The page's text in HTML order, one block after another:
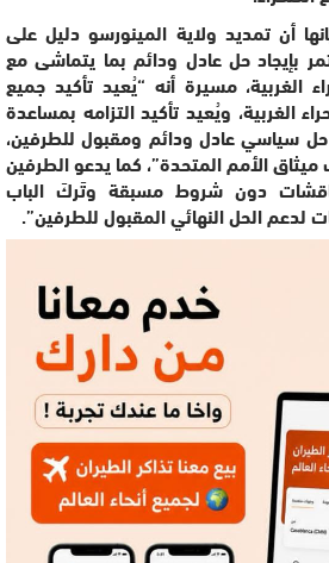
أن تمديد ولاية المينورسو دليل على
بإيجاد حل عادل ودائم بما يتماشى مع
الغربية، مسيرة أنه “يُعيد تأكيد جميع
الغربية، ويُعيد تأكيد التزامه بمساعدة
سياسي عادل ودائم ومقبول للطرفين،
الأمم المتحدة”، كما يدعو الطرفين
دون شروط مسبقة وتَركَ الباب
لدعم الحل النهائي المقبول للطرفين”.